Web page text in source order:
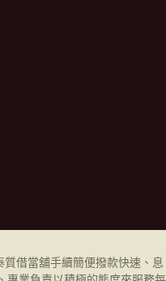
質借當舖手續簡便撥款快速、息